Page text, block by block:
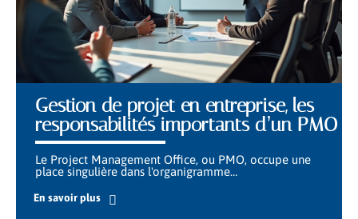
Gestion de projet en entreprise, les
responsabilités importants d’un PMO
Le Project Management Office, ou PMO, occupe une
place singulière dans l'organigramme…
En savoir plus